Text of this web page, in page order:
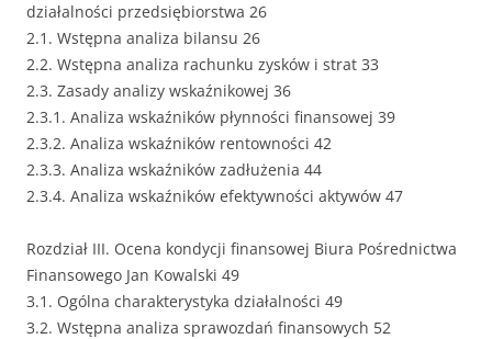
działalności przedsiębiorstwa 26
2.1. Wstępna analiza bilansu 26
2.2. Wstępna analiza rachunku zysków i strat 33
2.3. Zasady analizy wskaźnikowej 36
2.3.1. Analiza wskaźników płynności finansowej 39
2.3.2. Analiza wskaźników rentowności 42
2.3.3. Analiza wskaźników zadłużenia 44
2.3.4. Analiza wskaźników efektywności aktywów 47
Rozdział III. Ocena kondycji finansowej Biura Pośrednictwa
Finansowego Jan Kowalski 49
3.1. Ogólna charakterystyka działalności 49
3.2. Wstępna analiza sprawozdań finansowych 52